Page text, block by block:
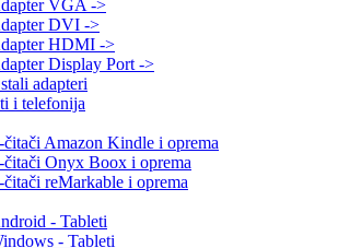
VGA ->
DVI ->
HDMI ->
Display Port ->
adapteri
i telefonija
čitači Amazon Kindle i oprema
čitači Onyx Boox i oprema
čitači reMarkable i oprema
- Tableti
- Tableti